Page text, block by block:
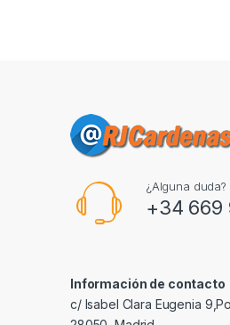
¿Alguna duda?
+34 669
Información de contacto
c/ Isabel Clara Eugenia